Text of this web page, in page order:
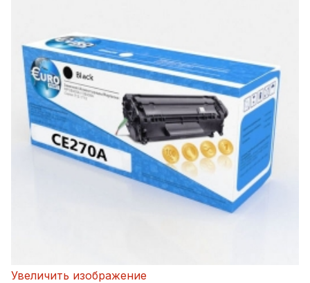
Увеличить изображение